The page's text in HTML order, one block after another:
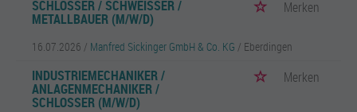
SCHLOSSER / SCHWEISSER / M
ETALLBAUER (M/W/D)
Merken
16.07.2026 / Manfred Sickinger GmbH & Co. KG / Eberdingen
INDUSTRIEMECHANIKER /
ANLAGENMECHANIKER /
SCHLOSSER (M/W/D)
Merken